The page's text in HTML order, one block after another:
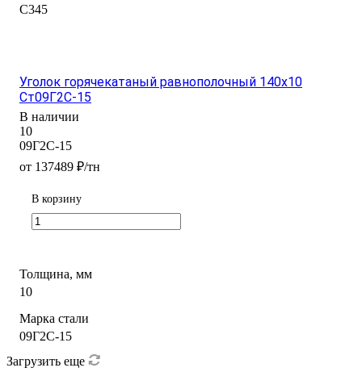
С345
Уголок горячекатаный равнополочный 140x10
Ст09Г2С-15
В наличии
10
09Г2С-15
от 137489 ₽/тн
В корзину
Толщина, мм
10
Марка стали
09Г2С-15
Загрузить еще